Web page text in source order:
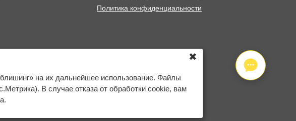
Политика конфиденциальности
на их дальнейшее использование. Файлы
В случае отказа от обработки cookie, вам
✖